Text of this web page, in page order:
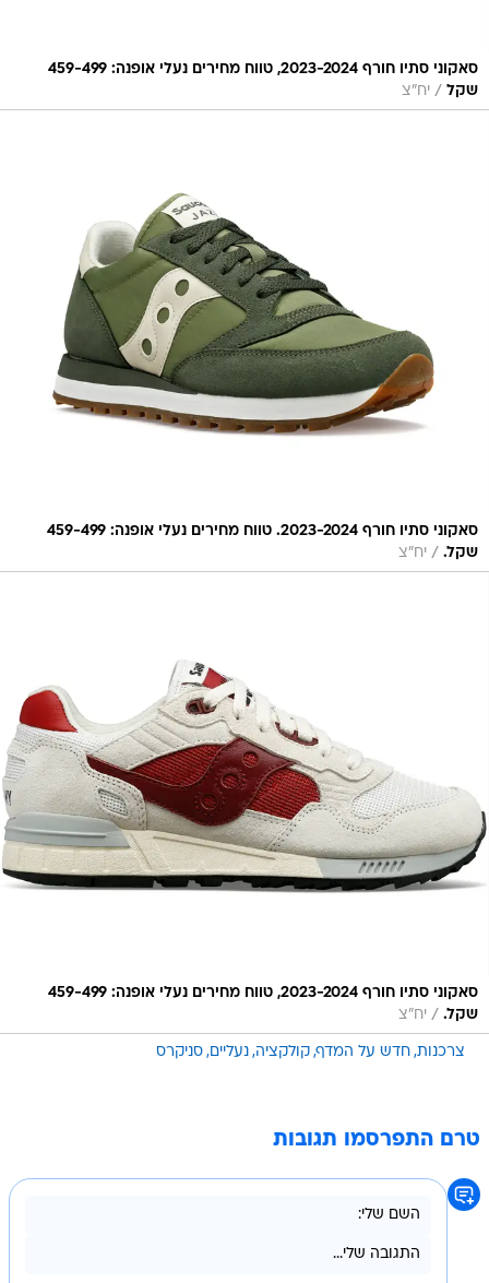
סאקוני סתיו חורף 2023-2024, טווח מחירים נעלי אופנה: 459-499
שקל / יח"צ
סאקוני סתיו חורף 2023-2024. טווח מחירים נעלי אופנה: 459-499
שקל. / יח"צ
סאקוני סתיו חורף 2023-2024, טווח מחירים נעלי אופנה: 459-499
שקל. / יח"צ
צרכנות חדש על המדף קולקציה נעליים סניקרס
טרם התפרסמו תגובות